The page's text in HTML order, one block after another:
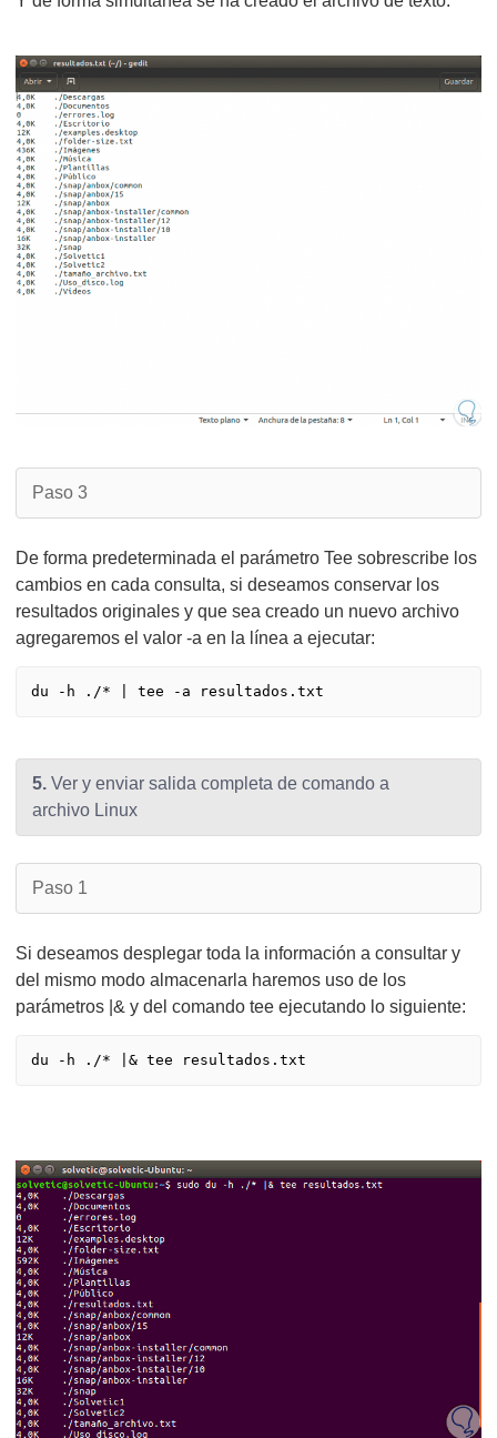
Paso 3
De forma predeterminada el parámetro Tee sobrescribe los
cambios en cada consulta, si deseamos conservar los
resultados originales y que sea creado un nuevo archivo
agregaremos el valor -a en la línea a ejecutar:
5. Ver y enviar salida completa de comando a
archivo Linux
Paso 1
Si deseamos desplegar toda la información a consultar y
del mismo modo almacenarla haremos uso de los
parámetros |& y del comando tee ejecutando lo siguiente: